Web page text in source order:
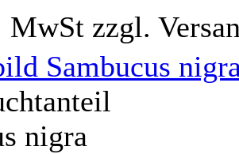
MwSt zzgl.
nigra